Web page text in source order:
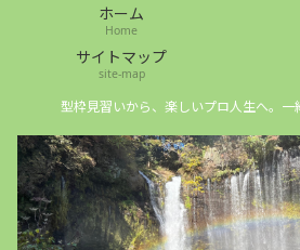
型枠見習いから、楽しいプロ人生へ。一
ホーム
Home
サイトマップ
site-map